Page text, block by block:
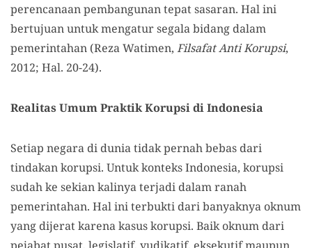
perencanaan pembangunan tepat sasaran. Hal ini
bertujuan untuk mengatur segala bidang dalam
pemerintahan (Reza Watimen, Filsafat Anti Korupsi,
2012; Hal. 20-24).
Realitas Umum Praktik Korupsi di Indonesia
Setiap negara di dunia tidak pernah bebas dari
tindakan korupsi. Untuk konteks Indonesia, korupsi
sudah ke sekian kalinya terjadi dalam ranah
pemerintahan. Hal ini terbukti dari banyaknya oknum
yang dijerat karena kasus korupsi. Baik oknum dari